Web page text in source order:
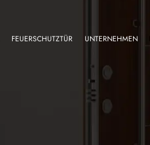
FEUERSCHUTZTÜR UNTERNEHMEN